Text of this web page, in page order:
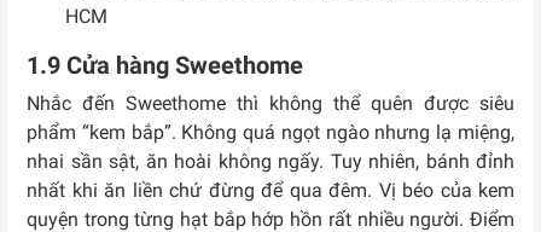
HCM
1.9 Cửa hàng Sweethome
Nhắc đến Sweethome thì không thể quên được siêu
phẩm “kem bắp”. Không quá ngọt ngào nhưng lạ miệng,
nhai sần sật, ăn hoài không ngấy. Tuy nhiên, bánh đỉnh
nhất khi ăn liền chứ đừng để qua đêm. Vị béo của kem
quyện trong từng hạt bắp hớp hồn rất nhiều người. Điểm